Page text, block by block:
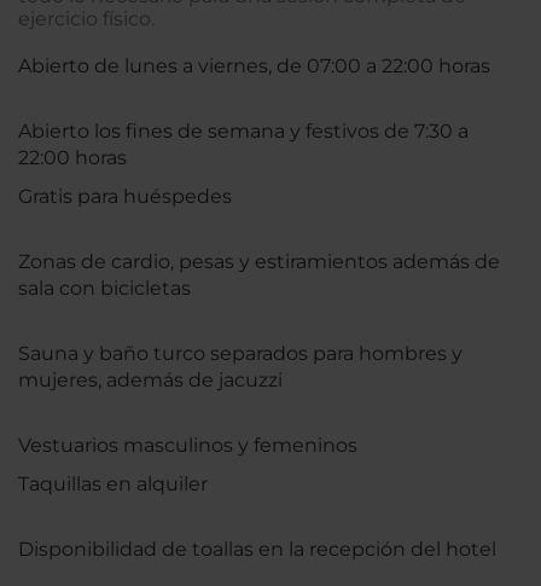
ejercicio físico.
Abierto de lunes a viernes, de 07:00 a 22:00 horas
Abierto los fines de semana y festivos de 7:30 a
22:00 horas
Gratis para huéspedes
Zonas de cardio, pesas y estiramientos además de
sala con bicicletas
Sauna y baño turco separados para hombres y
mujeres, además de jacuzzi
Vestuarios masculinos y femeninos
Taquillas en alquiler
Disponibilidad de toallas en la recepción del hotel